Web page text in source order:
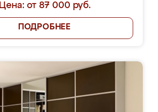
Цена: от 87 000 руб.
ПОДРОБНЕЕ